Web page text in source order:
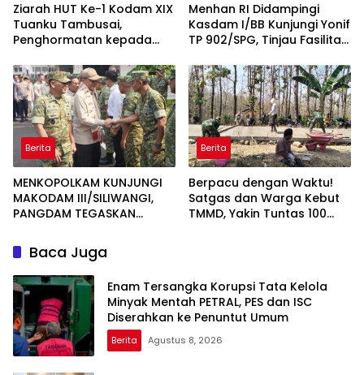
Ziarah HUT Ke-1 Kodam XIX
Tuanku Tambusai,
Penghormatan kepada
Khidmat
Menhan RI Didampingi
Kasdam I/BB Kunjungi Yonif
TP 902/SPG, Tinjau Fasilitas
Berita
MENKOPOLKAM KUNJUNGI
MAKODAM III/SILIWANGI,
PANGDAM TEGASKAN
MENJAGA STABILITAS
NASIONAL
Berita
Berpacu dengan Waktu!
Satgas dan Warga Kebut
TMMD, Yakin Tuntas 100
Baca Juga
Enam Tersangka Korupsi Tata Kelola
Minyak Mentah PETRAL, PES dan ISC
Diserahkan ke Penuntut Umum
Berita Agustus 8, 2026